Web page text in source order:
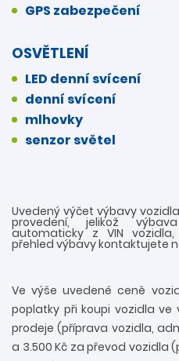
GPS zabezpečení
OSVĚTLENÍ
LED denní svícení
denní svícení
mlhovky
senzor světel
Uvedený výčet výbavy
provedení, jelikož
automaticky z VIN
přehled výbavy kontaktujete
Ve výše uvedené ceně
poplatky při koupi vozidla ve
prodeje (příprava vozidla,
a 3.500 Kč za převod vozidla